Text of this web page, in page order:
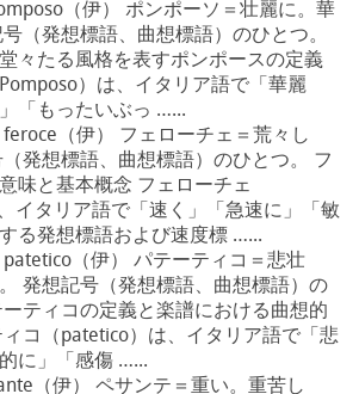
（伊） ポンポーソ＝壮麗に。華
（発想標語、曲想標語）のひとつ。
々たる風格を表すポンポースの定義
）は、イタリア語で「華麗
「もったいぶっ …...
feroce（伊） フェローチェ＝荒々し
（発想標語、曲想標語）のひとつ。 フ
味と基本概念 フェローチェ
イタリア語で「速く」「急速に」「敏
る発想標語および速度標 …...
patetico（伊） パテーティコ＝悲壮
発想記号（発想標語、曲想標語）の
ティコの定義と楽譜における曲想的
コ（patetico）は、イタリア語で「悲
に」「感傷 …...
（伊） ペサンテ＝重い。重苦し